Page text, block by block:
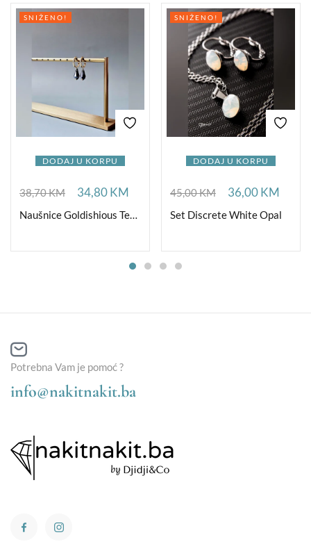
DODAJ U KORPU
SNIŽENO!
38,70KM 34,80KM
Naušnice Goldishious TearDrop
DODAJ U KORPU
SNIŽENO!
45,00KM 36,00KM
Set Discrete White Opal
Potrebna Vam je pomoć ?
info@nakitnakit.ba